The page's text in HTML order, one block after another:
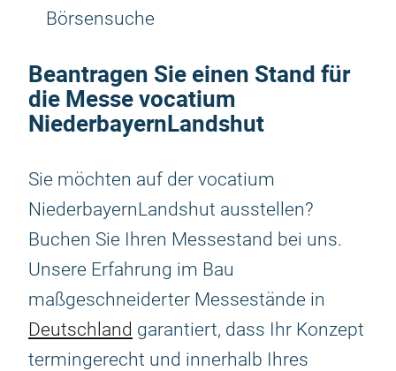
Börsensuche
Beantragen Sie einen Stand für
die Messe vocatium
NiederbayernLandshut
Sie möchten auf der vocatium
NiederbayernLandshut ausstellen?
Buchen Sie Ihren Messestand bei uns.
Unsere Erfahrung im Bau
maßgeschneiderter Messestände in
Deutschland garantiert, dass Ihr Konzept
termingerecht und innerhalb Ihres